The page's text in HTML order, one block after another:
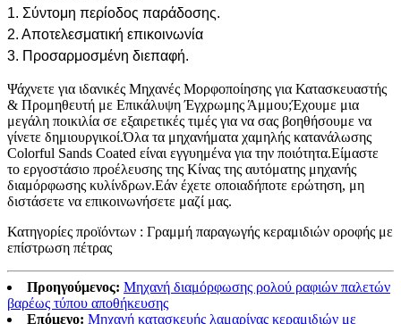
1. Σύντομη περίοδος παράδοσης.
2. Αποτελεσματική επικοινωνία
3. Προσαρμοσμένη διεπαφή.
Ψάχνετε για ιδανικές Μηχανές Μορφοποίησης για Κατασκευαστής
& Προμηθευτή με Επικάλυψη Έγχρωμης Άμμου;Έχουμε μια
μεγάλη ποικιλία σε εξαιρετικές τιμές για να σας βοηθήσουμε να
γίνετε δημιουργικοί.Όλα τα μηχανήματα χαμηλής κατανάλωσης
Colorful Sands Coated είναι εγγυημένα για την ποιότητα.Είμαστε
το εργοστάσιο προέλευσης της Κίνας της αυτόματης μηχανής
διαμόρφωσης κυλίνδρων.Εάν έχετε οποιαδήποτε ερώτηση, μη
διστάσετε να επικοινωνήσετε μαζί μας.
Κατηγορίες προϊόντων : Γραμμή παραγωγής κεραμιδιών οροφής με
επίστρωση πέτρας
Προηγούμενος: Μηχανή διαμόρφωσης ρολού ραφιών παλετών
βαρέως τύπου αποθήκευσης
Επόμενο: Μηχανή κατασκευής λαμαρίνας κεραμιδιών με